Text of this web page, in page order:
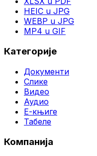
HEIC u JPG
WEBP u JPG
MP4 u GIF
Категорије
Документи
Слике
Видео
Аудио
Е-књиге
Табеле
Компанија